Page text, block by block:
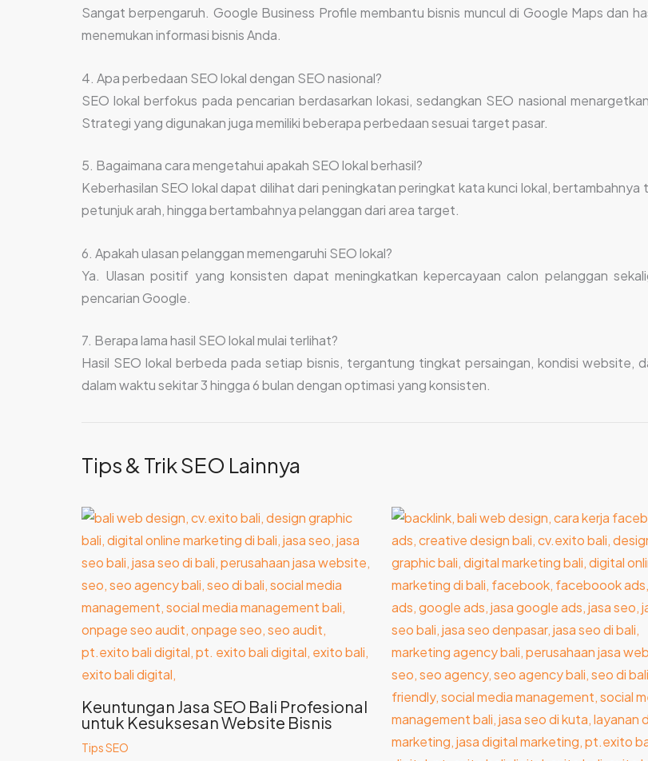
Sangat berpengaruh. Google Business Profile membantu bisnis muncul di Google Maps dan
menemukan informasi bisnis Anda.
4. Apa perbedaan SEO lokal dengan SEO nasional?
SEO lokal berfokus pada pencarian berdasarkan lokasi, sedangkan SEO nasional
Strategi yang digunakan juga memiliki beberapa perbedaan sesuai target pasar.
5. Bagaimana cara mengetahui apakah SEO lokal berhasil?
Keberhasilan SEO lokal dapat dilihat dari peningkatan peringkat kata kunci lokal,
petunjuk arah, hingga bertambahnya pelanggan dari area target.
6. Apakah ulasan pelanggan memengaruhi SEO lokal?
Ya. Ulasan positif yang konsisten dapat meningkatkan kepercayaan calon pelanggan
pencarian Google.
7. Berapa lama hasil SEO lokal mulai terlihat?
Hasil SEO lokal berbeda pada setiap bisnis, tergantung tingkat persaingan, kondisi website,
dalam waktu sekitar 3 hingga 6 bulan dengan optimasi yang konsisten.
Tips & Trik SEO Lainnya
Keuntungan Jasa SEO Bali Profesional
untuk Kesuksesan Website Bisnis
Tips SEO